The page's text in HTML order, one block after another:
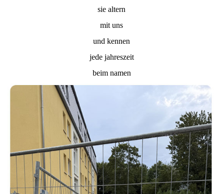
sie altern
mit uns
und kennen
jede jahreszeit
beim namen